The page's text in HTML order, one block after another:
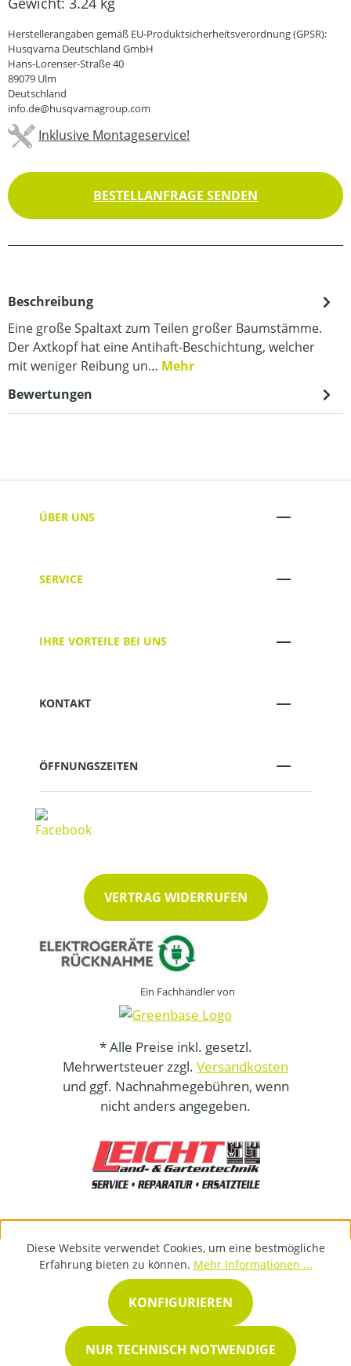
Herstellerangaben gemäß EU-Produktsicherheitsverordnung (GPSR):
Husqvarna Deutschland GmbH
Hans-Lorenser-Straße 40
89079 Ulm
Deutschland
info.de@husqvarnagroup.com
Inklusive Montageservice!
BESTELLANFRAGE SENDEN
Beschreibung
Eine große Spaltaxt zum Teilen großer Baumstämme.
Der Axtkopf hat eine Antihaft-Beschichtung, welcher
mit weniger Reibung un… Mehr
Bewertungen
ÜBER UNS
SERVICE
IHRE VORTEILE BEI UNS
KONTAKT
ÖFFNUNGSZEITEN
VERTRAG WIDERRUFEN
Ein Fachhändler von
* Alle Preise inkl. gesetzl.
Mehrwertsteuer zzgl. Versandkosten
und ggf. Nachnahmegebühren, wenn
nicht anders angegeben.
Diese Website verwendet Cookies, um eine bestmögliche
Erfahrung bieten zu können. Mehr Informationen ...
NUR TECHNISCH NOTWENDIGE
KONFIGURIEREN